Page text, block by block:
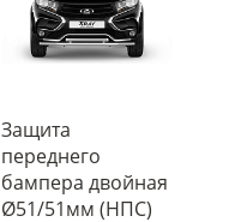
Защита
переднего
бампера двойная
Ø51/51мм (НПС)